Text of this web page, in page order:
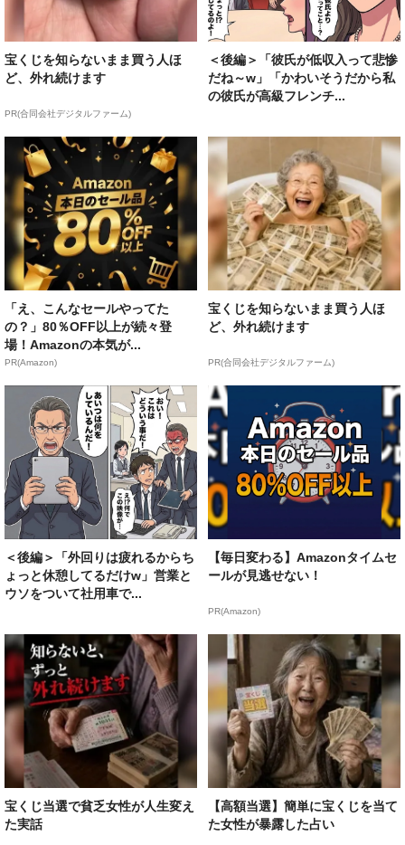
宝くじを知らないまま買う人ほ
ど、外れ続けます
PR(合同会社デジタルファーム)
＜後編＞「彼氏が低収入って悲惨
だね～w」「かわいそうだから私
の彼氏が高級フレンチ...
「え、こんなセールやってた
の？」80％OFF以上が続々登
場！Amazonの本気が...
PR(Amazon)
宝くじを知らないまま買う人ほ
ど、外れ続けます
PR(合同会社デジタルファーム)
＜後編＞「外回りは疲れるからち
ょっと休憩してるだけw」営業と
ウソをついて社用車で...
【毎日変わる】Amazonタイムセ
ールが見逃せない！
PR(Amazon)
宝くじ当選で貧乏女性が人生変え
た実話
【高額当選】簡単に宝くじを当て
た女性が暴露した占い